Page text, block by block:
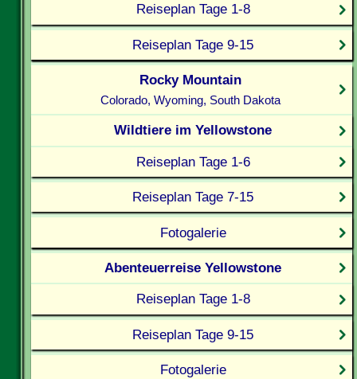
Reiseplan Tage 1-8
Reiseplan Tage 9-15
Rocky Mountain
Colorado, Wyoming, South Dakota
Wildtiere im Yellowstone
Reiseplan Tage 1-6
Reiseplan Tage 7-15
Fotogalerie
Abenteuerreise Yellowstone
Reiseplan Tage 1-8
Reiseplan Tage 9-15
Fotogalerie